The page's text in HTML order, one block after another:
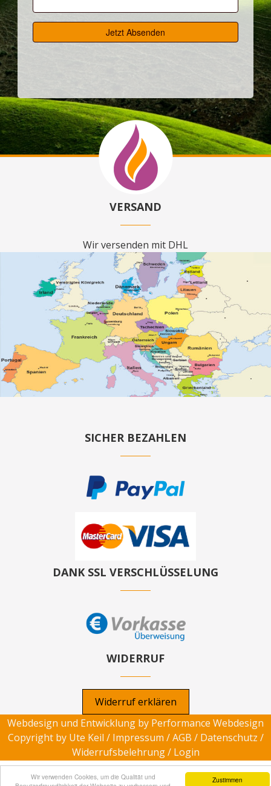
Zustimmen
Wir verwenden Cookies, um die Qualität und
VERSAND
Wir versenden mit DHL
SICHER BEZAHLEN
DANK SSL VERSCHLÜSSELUNG
WIDERRUF
Widerruf erklären
Webdesign und Entwicklung by Performance Webdesign
Copyright by Ute Keil / Impressum /AGB / Datenschutz /
Widerrufsbelehrung/ Login